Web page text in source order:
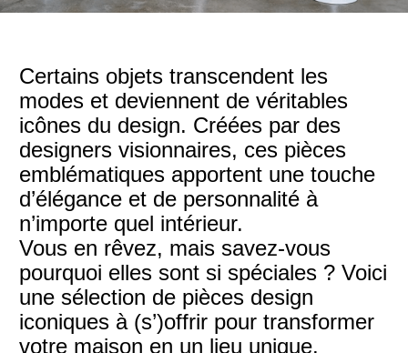
Certains objets transcendent les
modes et deviennent de véritables
icônes du design. Créées par des
designers visionnaires, ces pièces
emblématiques apportent une touche
d’élégance et de personnalité à
n’importe quel intérieur.
Vous en rêvez, mais savez-vous
pourquoi elles sont si spéciales ? Voici
une sélection de pièces design
iconiques à (s’)offrir pour transformer
votre maison en un lieu unique.